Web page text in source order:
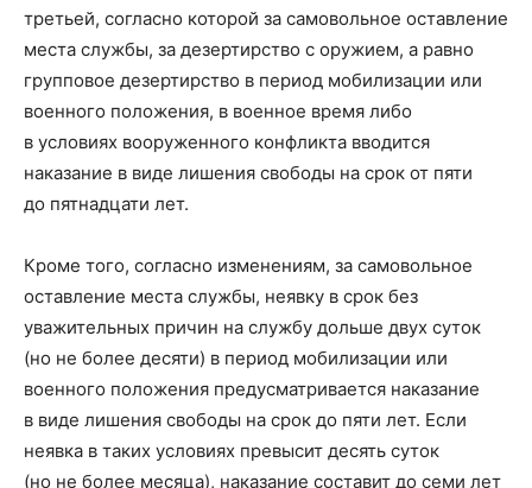
третьей, согласно которой за самовольное оставление
места службы, за дезертирство с оружием, а равно
групповое дезертирство в период мобилизации или
военного положения, в военное время либо
в условиях вооруженного конфликта вводится
наказание в виде лишения свободы на срок от пяти
до пятнадцати лет.
Кроме того, согласно изменениям, за самовольное
оставление места службы, неявку в срок без
уважительных причин на службу дольше двух суток
(но не более десяти) в период мобилизации или
военного положения предусматривается наказание
в виде лишения свободы на срок до пяти лет. Если
неявка в таких условиях превысит десять суток
(но не более месяца), наказание составит до семи лет